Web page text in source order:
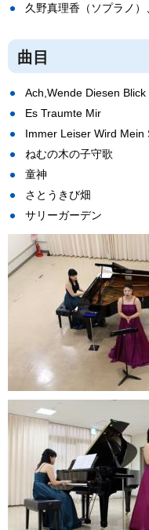
久野真理香（ソプラノ）
曲目
Ach,Wende Diesen Blick
Es Traumte Mir
Immer Leiser Wird Mein
ねむの木の子守歌
童神
さとうきび畑
サリーガーデン